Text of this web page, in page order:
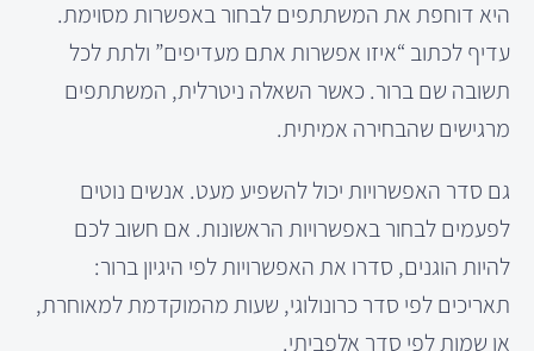
היא דוחפת את המשתתפים לבחור באפשרות מסוימת.
עדיף לכתוב “איזו אפשרות אתם מעדיפים” ולתת לכל
תשובה שם ברור. כאשר השאלה ניטרלית, המשתתפים
מרגישים שהבחירה אמיתית.
גם סדר האפשרויות יכול להשפיע מעט. אנשים נוטים
לפעמים לבחור באפשרויות הראשונות. אם חשוב לכם
להיות הוגנים, סדרו את האפשרויות לפי היגיון ברור:
תאריכים לפי סדר כרונולוגי, שעות מהמוקדמת למאוחרת,
או שמות לפי סדר אלפביתי.